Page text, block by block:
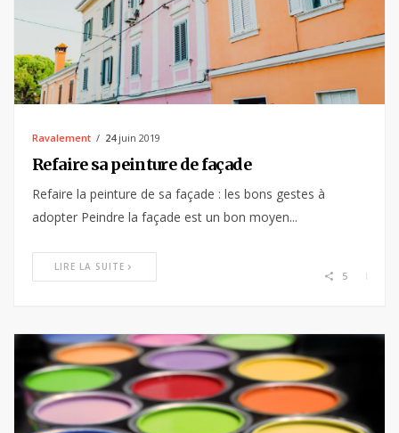
Ravalement 24juin 2019
Refaire sa peinture de façade
Refaire la peinture de sa façade : les bons gestes à
adopter Peindre la façade est un bon moyen...
LIRE LA SUITE
5